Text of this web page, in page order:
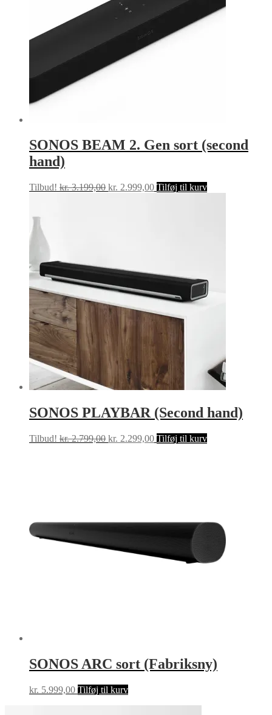
SONOS BEAM 2. Gen sort (second
hand)
Tilbud! kr.3.199,00 Den
kr. 2.999,00Den
Tilføj til kurv
SONOS PLAYBAR (Second hand)
Tilbud! kr.2.799,00 Den
kr. 2.299,00Den
Tilføj til kurv
SONOS ARC sort (Fabriksny)
kr. 5.999,00 Tilføj til kurv